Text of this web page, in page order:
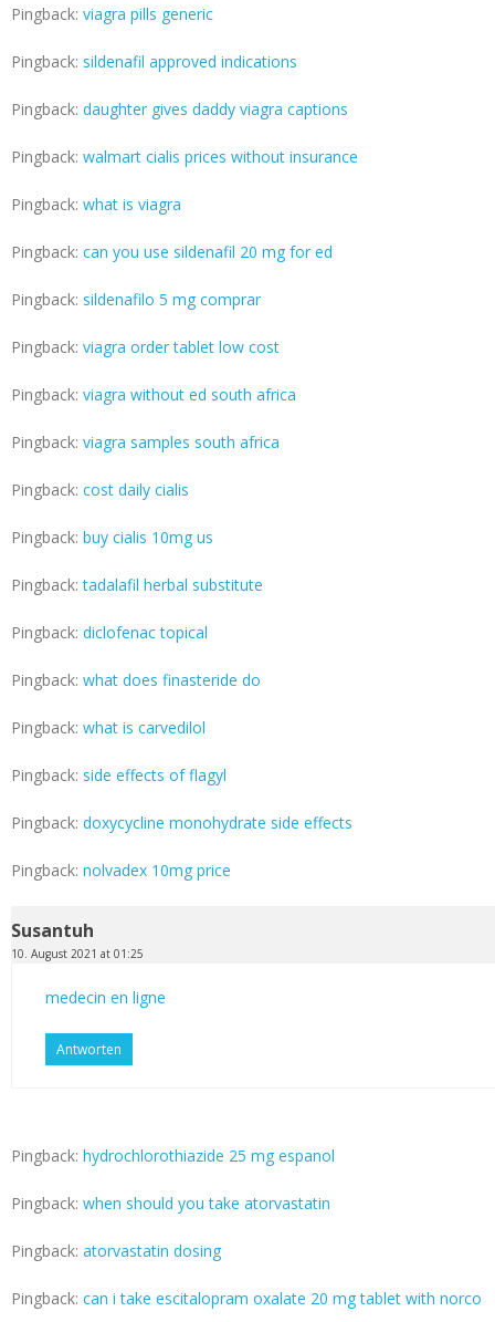
Pingback: viagra pills generic
Pingback: sildenafil approved indications
Pingback: daughter gives daddy viagra captions
Pingback: walmart cialis prices without insurance
Pingback: what is viagra
Pingback: can you use sildenafil 20 mg for ed
Pingback: sildenafilo 5 mg comprar
Pingback: viagra order tablet low cost
Pingback: viagra without ed south africa
Pingback: viagra samples south africa
Pingback: cost daily cialis
Pingback: buy cialis 10mg us
Pingback:tadalafil herbal substitute
Pingback: diclofenac topical
Pingback: what does finasteride do
Pingback: what is carvedilol
Pingback: side effects of flagyl
Pingback: doxycycline monohydrate side effects
Pingback: nolvadex 10mg price
Susantuh
10. August 2021 at 01:25
medecin en ligne
Antworten
Pingback: hydrochlorothiazide 25 mg espanol
Pingback: when should you take atorvastatin
Pingback: atorvastatin dosing
Pingback: can i take escitalopram oxalate 20 mg tablet with norco